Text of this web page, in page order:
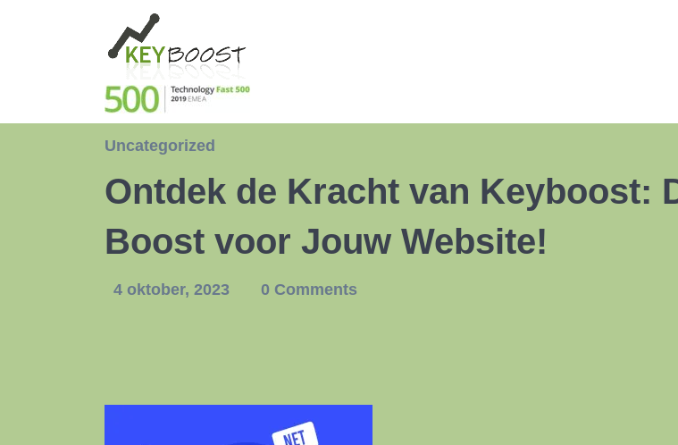
Uncategorized
Ontdek de Kracht van Keyboost:
Boost voor Jouw Website!
4 oktober, 2023 0 Comments